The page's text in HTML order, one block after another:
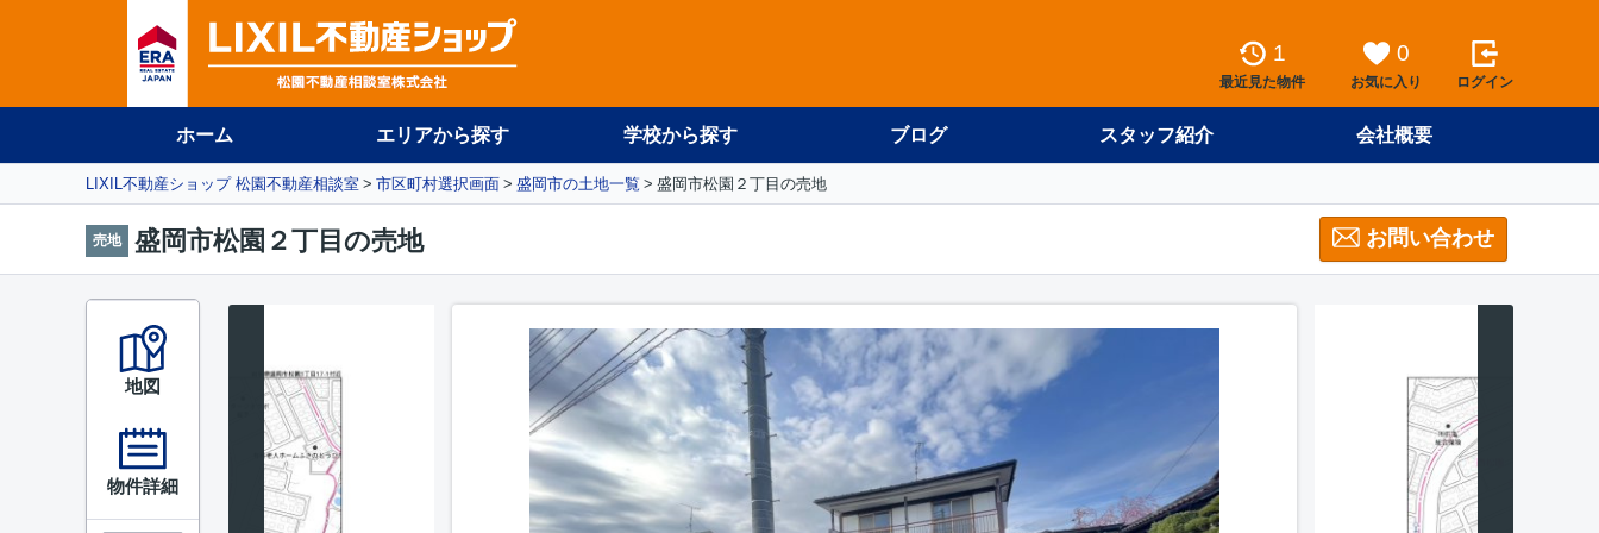
1
最近見た物件
0
お気に入り ログイン
ホーム エリアから探す 学校から探す ブログ スタッフ紹介 会社概要
LIXIL不動産ショップ 松園不動産相談室 市区町村選択画面 盛岡市の土地一覧 盛岡市松園２丁目の売地
売地 盛岡市松園２丁目の売地 お問い合わせ
地図
物件詳細